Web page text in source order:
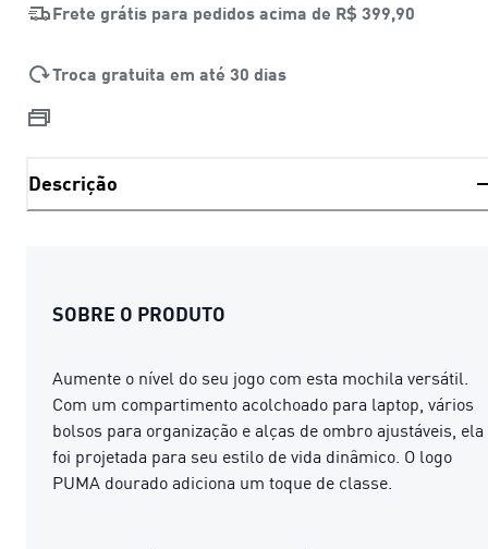
Frete grátis para pedidos acima de R$ 399,90
Troca gratuita em até 30 dias
Descrição
SOBRE O PRODUTO
Aumente o nível do seu jogo com esta mochila versátil.
Com um compartimento acolchoado para laptop, vários
bolsos para organização e alças de ombro ajustáveis, ela
foi projetada para seu estilo de vida dinâmico. O logo
PUMA dourado adiciona um toque de classe.